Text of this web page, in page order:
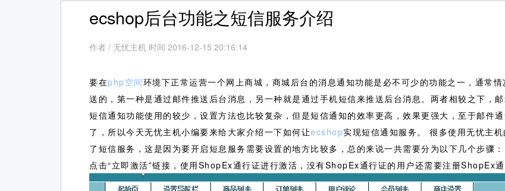
ecshop后台功能之短信服务介绍
作者 / 无忧主机 时间 2016-12-15 20:16:14
要在php空间环境下正常运营一个网上商城，商城后台的消息通知功能是必不可少的功能之一，通常
送的，第一种是通过邮件推送后台消息，另一种就是通过手机短信来推送后台消息。两者相较之下，
短信通知功能使用的较少，设置方法也比较复杂，但是短信通知的效率更高，效果更强大，至于邮件
了，所以今天无忧主机小编要来给大家介绍一下如何让ecshop实现短信通知服务。
很多使用无忧主
了短信服务，这是因为要开启短息服务需要设置的地方比较多，总的来说一共需要分为以下几个步骤
点击“立即激活”链接，使用ShopEx通行证进行激活，没有ShopEx通行证的用户还需要注册ShopEx